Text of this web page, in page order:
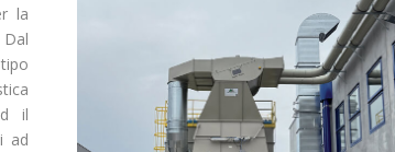
la
il
ad